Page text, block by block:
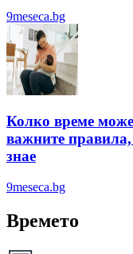
9meseca.bg
Колко време
важните правила,
знае
9meseca.bg
Времето